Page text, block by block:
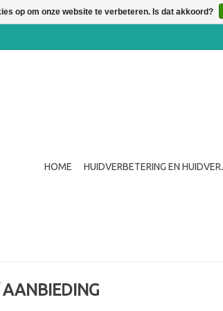
HOME HUIDVERBETERING EN
op om onze website te verbeteren. Is dat akkoord?